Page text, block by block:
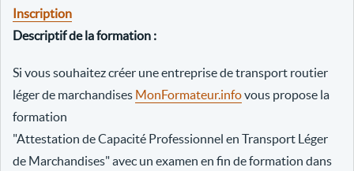
Inscription
Descriptif de la formation :
Si vous souhaitez créer une entreprise de transport routier
léger de marchandises MonFormateur.infovous propose la
formation
"Attestation de Capacité Professionnel en Transport Léger
de Marchandises" avec un examen en fin de formation dans